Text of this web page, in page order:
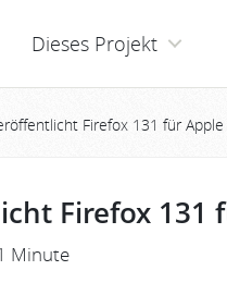
Dieses Projekt
Firefox 131 für Apple
Firefox 131
Minute